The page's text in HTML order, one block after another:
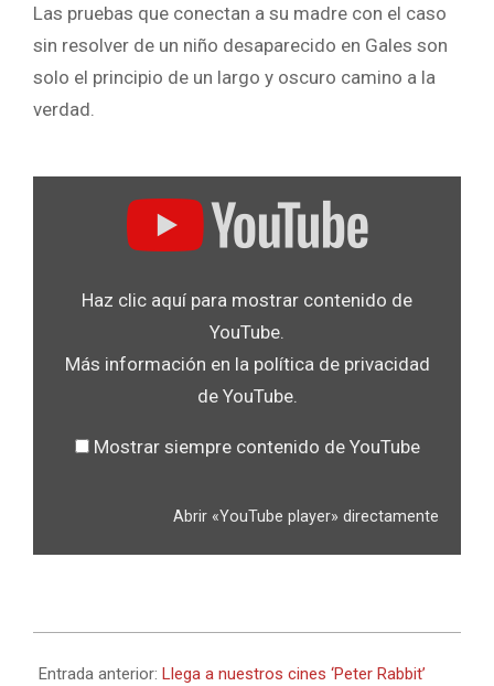
Las pruebas que conectan a su madre con el caso
sin resolver de un niño desaparecido en Gales son
solo el principio de un largo y oscuro camino a la
verdad.
Haz clic aquí para mostrar contenido de
YouTube.
Más información en la política de privacidad
de YouTube.
Mostrar siempre contenido de YouTube
Abrir «YouTube player» directamente
03-
Entrada anterior: Llega a nuestros cines ‘Peter Rabbit’